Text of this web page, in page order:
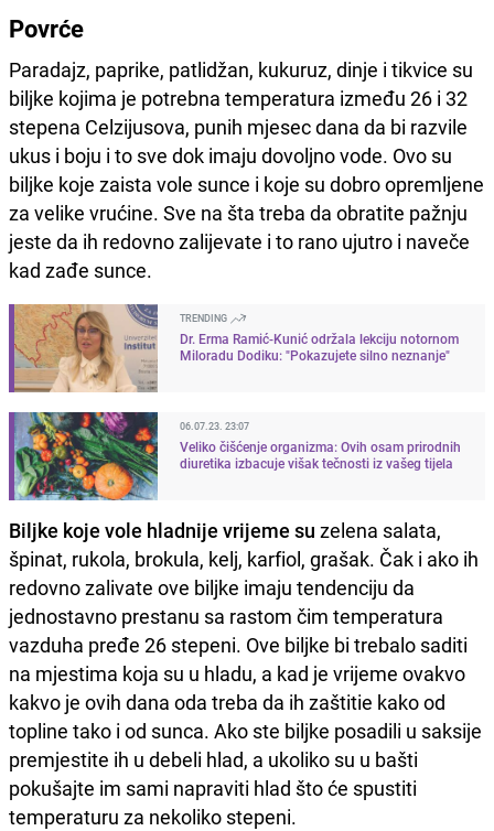
Povrće
Paradajz, paprike, patlidžan, kukuruz, dinje i tikvice su
biljke kojima je potrebna temperatura između 26 i 32
stepena Celzijusova, punih mjesec dana da bi razvile
ukus i boju i to sve dok imaju dovoljno vode. Ovo su
biljke koje zaista vole sunce i koje su dobro opremljene
za velike vrućine. Sve na šta treba da obratite pažnju
jeste da ih redovno zalijevate i to rano ujutro i naveče
kad zađe sunce.
TRENDING
Dr. Erma Ramić-Kunić održala lekciju notornom
Miloradu Dodiku: "Pokazujete silno neznanje"
06.07.23. 23:07
Veliko čišćenje organizma: Ovih osam prirodnih
diuretika izbacuje višak tečnosti iz vašeg tijela
Biljke koje vole hladnije vrijeme su zelena salata,
špinat, rukola, brokula, kelj, karfiol, grašak. Čak i ako ih
redovno zalivate ove biljke imaju tendenciju da
jednostavno prestanu sa rastom čim temperatura
vazduha pređe 26 stepeni. Ove biljke bi trebalo saditi
na mjestima koja su u hladu, a kad je vrijeme ovakvo
kakvo je ovih dana oda treba da ih zaštitie kako od
topline tako i od sunca. Ako ste biljke posadili u saksije
premjestite ih u debeli hlad, a ukoliko su u bašti
pokušajte im sami napraviti hlad što će spustiti
temperaturu za nekoliko stepeni.